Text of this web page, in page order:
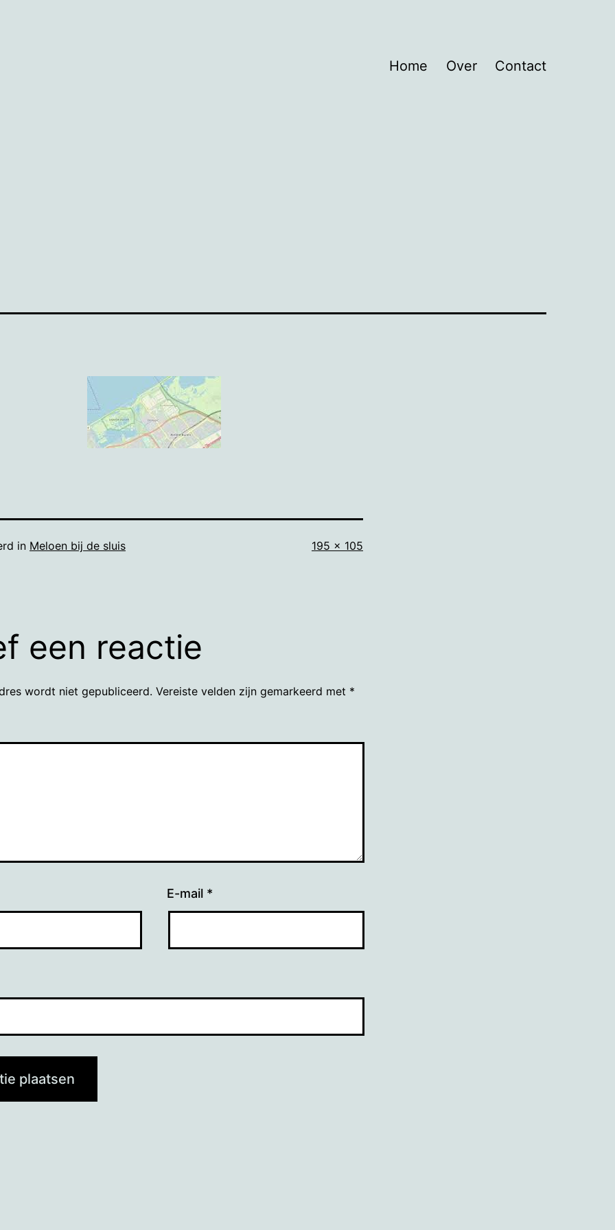
Home Over Contact
in Meloen bij de sluis
Volledige
195 × 105
een reactie
wordt niet gepubliceerd. Vereiste velden zijn gemarkeerd met *
E-mail *